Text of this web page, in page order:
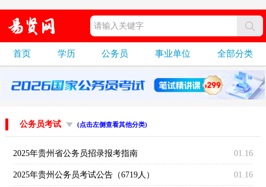
首页 学历 公务员 事业单位 全部分类
公务员考试 (点击左侧查看其他分类)
2025年贵州省公务员招录报考指南 01.16
2025年贵州公务员考试公告（6719人） 01.16